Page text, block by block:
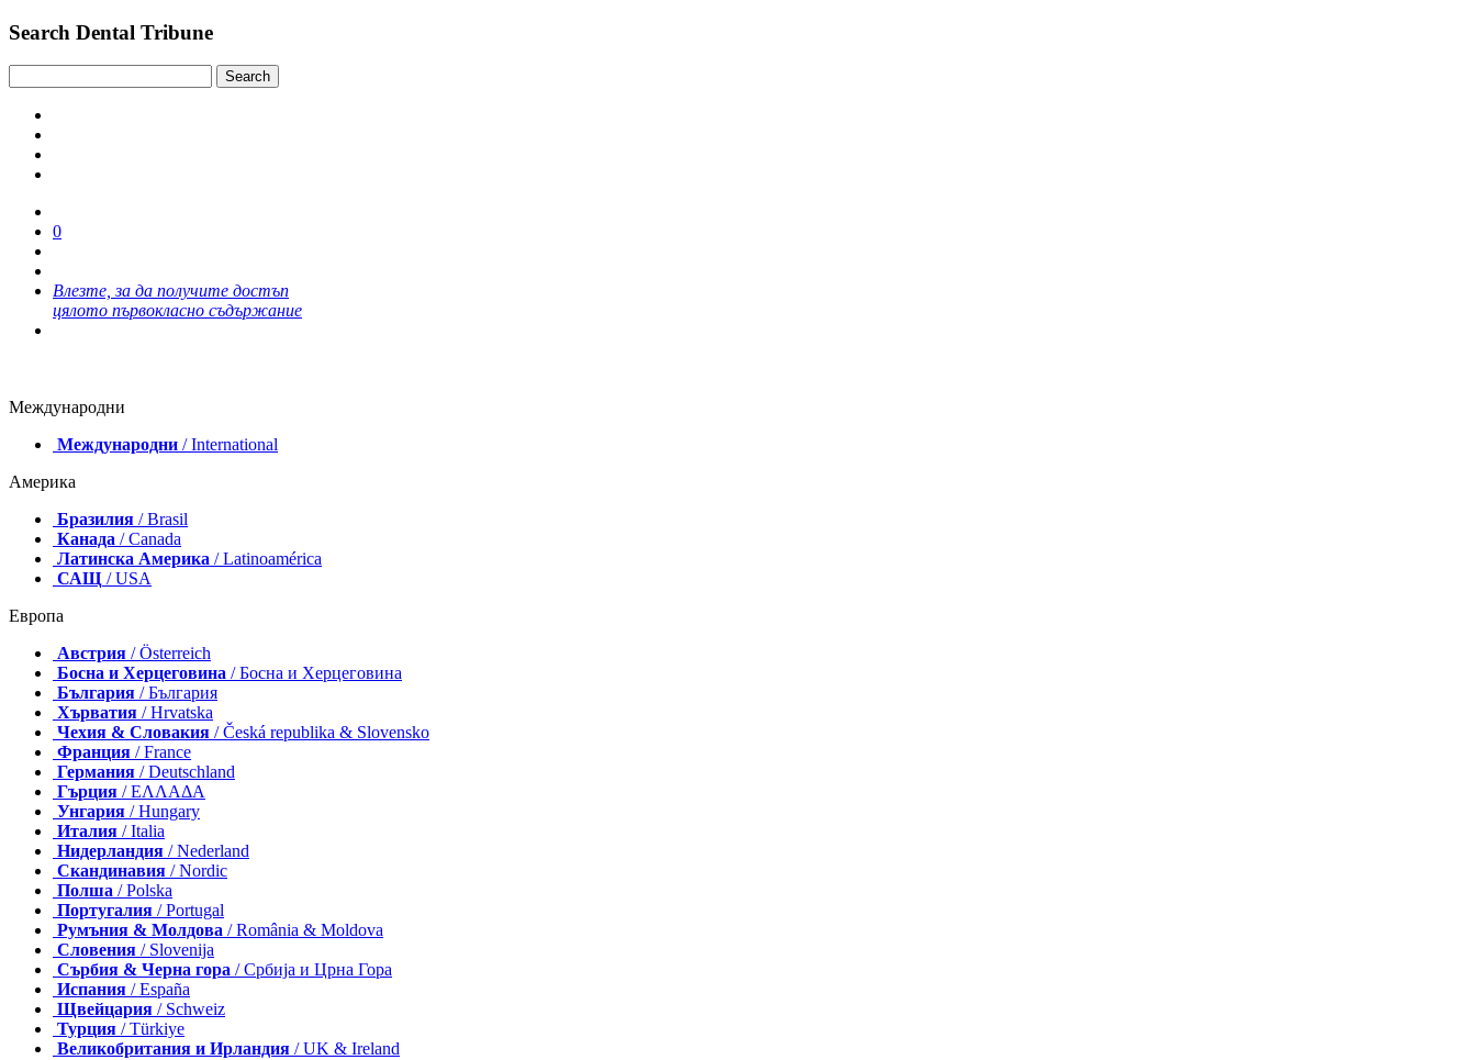
Search Dental Tribune
0
Влезте, за да получите достъп
цялото първокласно съдържание
Международни
Международни / International
Америка
Бразилия / Brasil
Канада / Canada
Латинска Америка / Latinoamérica
САЩ / USA
Европа
Австрия / Österreich
Босна и Херцеговина / Босна и Херцеговина
България / България
Хърватия / Hrvatska
Чехия & Словакия / Česká republika & Slovensko
Франция / France
Германия / Deutschland
Гърция / ΕΛΛΑΔΑ
Унгария / Hungary
Италия / Italia
Нидерландия / Nederland
Скандинавия / Nordic
Полша / Polska
Португалия / Portugal
Румъния & Молдова / România & Moldova
Словения / Slovenija
Сърбия & Черна гора / Србија и Црна Гора
Испания / España
Щвейцария / Schweiz
Турция / Türkiye
Великобритания и Ирландия / UK & Ireland